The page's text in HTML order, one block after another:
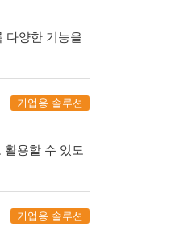
다양한 기능을
기업용 솔루션
용할 수 있도
기업용 솔루션